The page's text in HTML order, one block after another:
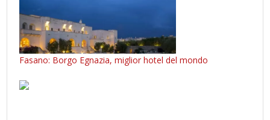
Fasano: Borgo Egnazia, miglior hotel del mondo